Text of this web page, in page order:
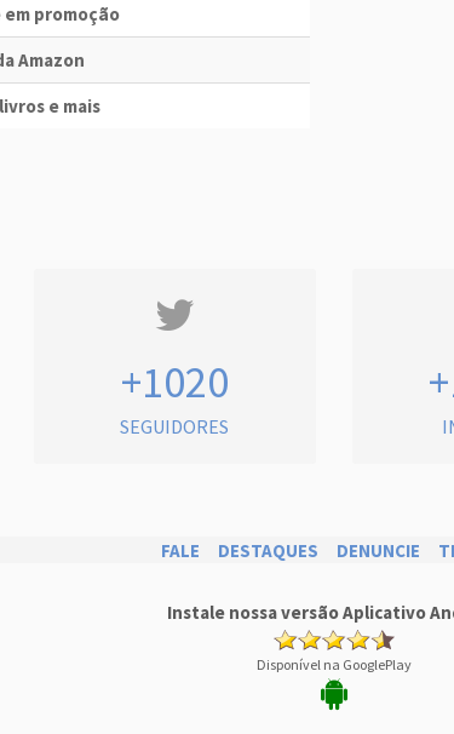
promoção
Amazon
e mais
+1020
SEGUIDORES
FALE DESTAQUES DENUNCIE
Instale nossa versão Aplicativo
Disponível na GooglePlay